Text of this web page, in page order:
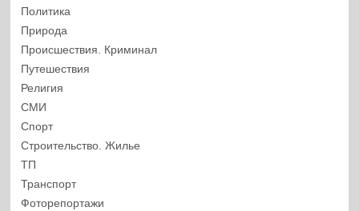
Политика
Природа
Происшествия. Криминал
Путешествия
Религия
СМИ
Спорт
Строительство. Жилье
ТП
Транспорт
Фоторепортажи